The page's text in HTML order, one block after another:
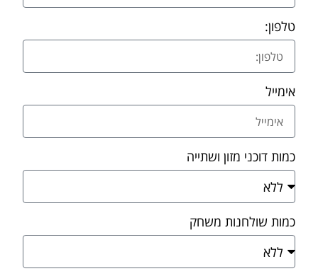
טלפון:
אימייל
כמות דוכני מזון ושתייה
כמות שולחנות משחק